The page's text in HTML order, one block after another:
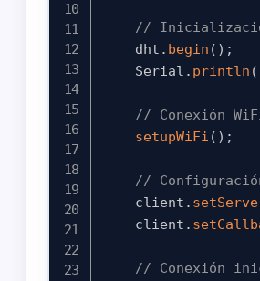
//
    dht
. begin ( ) ;
    Serial
. println (
// Conexión
setupWiFi ( ) ;
// Configuración
    client
.
    client
.
// Conexión